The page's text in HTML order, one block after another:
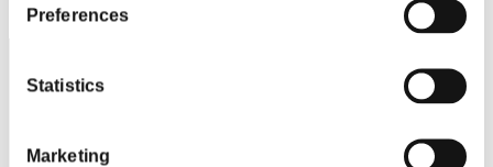
Preferences
Statistics
Marketing
3